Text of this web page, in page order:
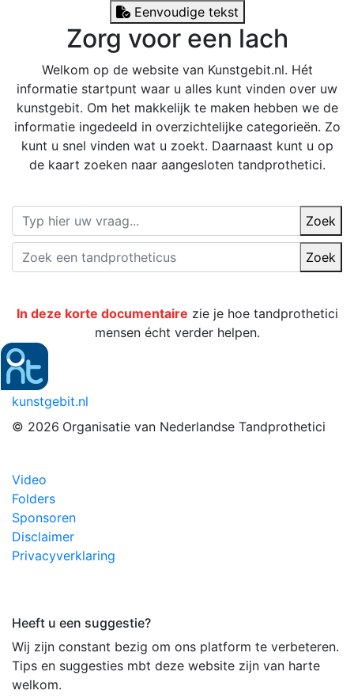
Eenvoudige tekst
Zorg voor een lach
Welkom op de website van Kunstgebit.nl. Hét
informatie startpunt waar u alles kunt vinden over uw
kunstgebit. Om het makkelijk te maken hebben we de
informatie ingedeeld in overzichtelijke categorieën. Zo
kunt u snel vinden wat u zoekt. Daarnaast kunt u op
de kaart zoeken naar aangesloten tandprothetici.
Zoek
Zoek
In deze korte documentaire zie je hoe tandprothetici
mensen écht verder helpen.
kunstgebit.nl
© 2026 Organisatie van Nederlandse Tandprothetici
Video
Folders
Sponsoren
Disclaimer
Privacyverklaring
Heeft u een suggestie?
Wij zijn constant bezig om ons platform te verbeteren.
Tips en suggesties mbt deze website zijn van harte
welkom.